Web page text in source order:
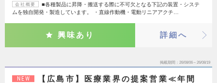
会社概要
■各種製品に昇降・搬送する際に不可欠となる下記の装置・システ
ムを独自開発・製造しています。 ・直線作動機・電動リニアアクチ…
興味あり 詳細へ
掲載期間 26/08/06～26/08/19
NEW 【広島市】医療業界の提案営業≪年間